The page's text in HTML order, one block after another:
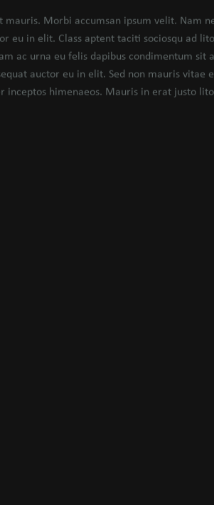
mauris. Morbi accumsan ipsum velit. Nam
eu in elit. Class aptent taciti sociosqu ad
ac urna eu felis dapibus condimentum sit
auctor eu in elit. Sed non mauris vitae
inceptos himenaeos. Mauris in erat justo